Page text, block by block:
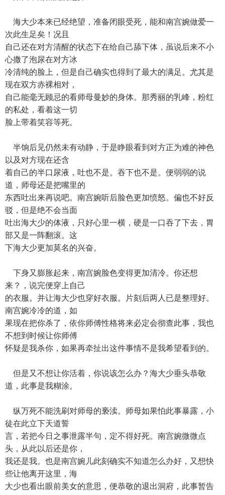
海大少本来已经绝望，准备闭眼受死，能和南宫婉做爱一
次此生足矣！况且
自己还在对方清醒的状态下在给自己舔下体，虽说后来不小
心撒了泡尿在对方冰
冷清纯的脸上，但是自己确实也得到了最大的满足。尤其是
现在双方赤裸相对，
自己能毫无顾忌的看师母曼妙的身体。那秀丽的乳峰，粉红
的私处，看着这一切
脸上带着笑容等死。
半饷后见仍然未有动静，于是睁眼看到对方正为难的神色
以及对方现在还含
着自己的半口尿液，吐也不是。吞下也不是。便弱弱的说
道，师母还是把嘴里的
东西吐出来再说吧。南宫婉听后脸色更加愤怒。偏也不好反
驳，但是绝不会当面
吐出海大少的体液，只好心里一横，硬是一口吞了下去，胃
部又是一阵翻滚。这
下海大少更加莫名的兴奋。
下身又膨胀起来，南宫婉脸色变得更加清冷。你还想
来？，说完便穿上自己
的衣服。并让海大少也穿好衣服。片刻后两人已是整理好。
南宫婉冷冷的道，如
果现在把你杀了，依你师傅性格将来必定会彻查此事，我也
不想到时候让你师傅
怀疑是我杀你，如果再牵扯出这件事情不是我希望看到的。
但是又不想让你活着，你说该怎么办？海大少垂头恭敬
道，此事是我糊涂。
纵万死不能洗刷对师母的亵渎。师母如果怕此事暴露，小
徒在此立下天道誓
言，若把今日之事泄露半句，定不得好死。南宫婉微微点
头，从此以后还是你，
我还是我。也是南宫婉儿此刻确实不知道怎么办好，又想快
些让他离开这里，海
大少也看出眼前美女的意思，便恭敬的退出洞府，此事暂告